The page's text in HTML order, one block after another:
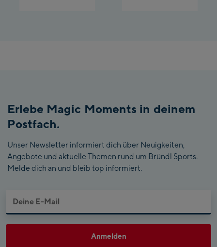
Erlebe Magic Moments in deinem
Postfach.
Unser Newsletter informiert dich über Neuigkeiten,
Angebote und aktuelle Themen rund um Bründl Sports.
Melde dich an und bleib top informiert.
Anmelden